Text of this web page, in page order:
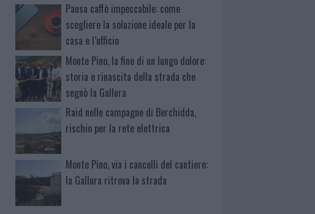
Pausa caffè impeccabile: come
scegliere la soluzione ideale per la
casa e l’ufficio
Monte Pino, la fine di un lungo dolore:
storia e rinascita della strada che
segnò la Gallura
Raid nelle campagne di Berchidda,
rischio per la rete elettrica
Monte Pino, via i cancelli del cantiere:
la Gallura ritrova la strada